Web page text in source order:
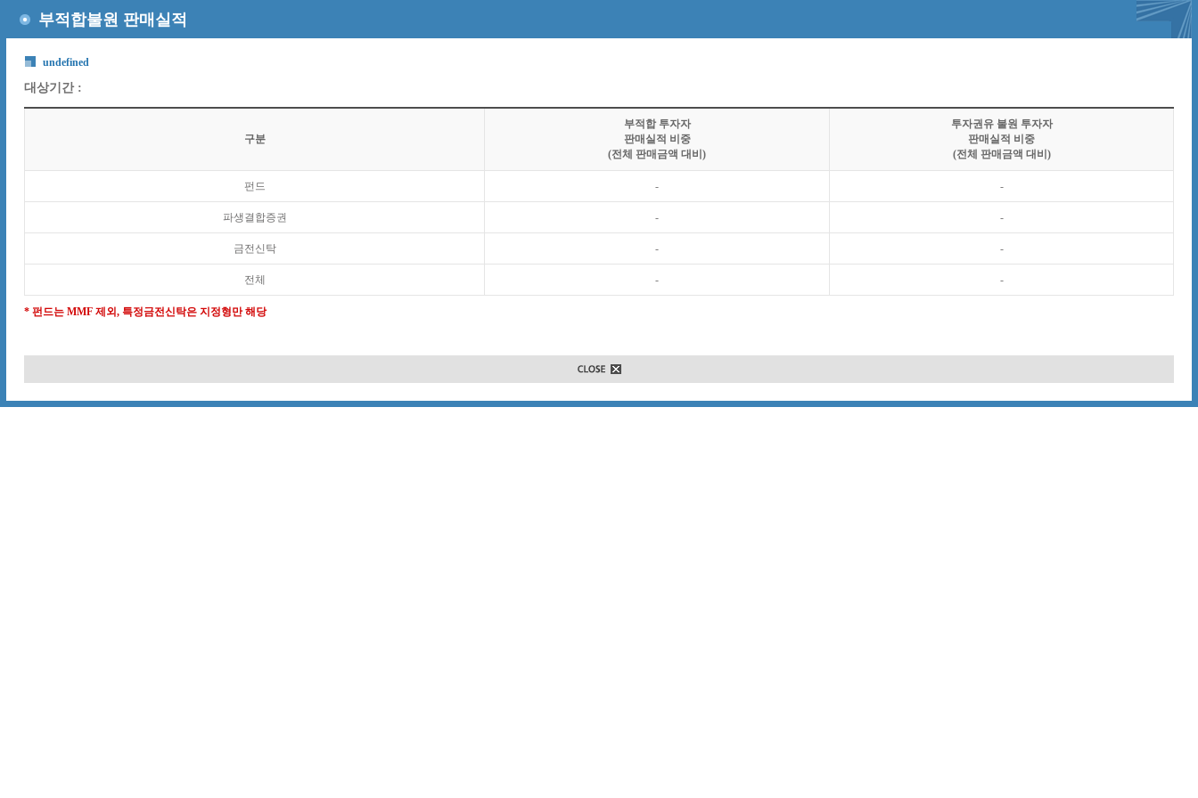
부적합불원 판매실적
undefined
대상기간 :
구분
부적합 투자자
판매실적 비중
(전체 판매금액 대비)
투자권유 불원 투자자
판매실적 비중
(전체 판매금액 대비)
펀드 - -
파생결합증권 - -
금전신탁 - -
전체 - -
* 펀드는 MMF 제외, 특정금전신탁은 지정형만 해당